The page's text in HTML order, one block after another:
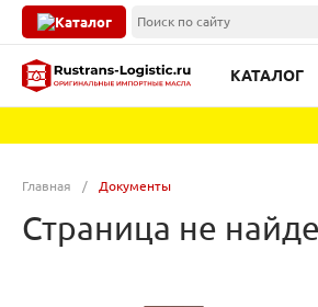
Каталог
КАТАЛОГ
Главная / Документы
Страница не